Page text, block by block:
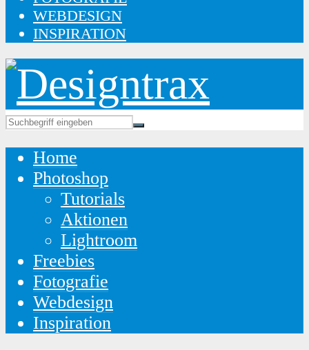
WEBDESIGN
INSPIRATION
Home
Photoshop
Tutorials
Aktionen
Lightroom
Freebies
Fotografie
Webdesign
Inspiration